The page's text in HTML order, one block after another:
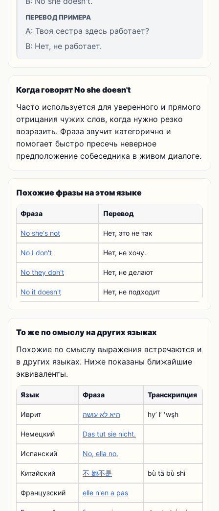
ПЕРЕВОД ПРИМЕРА
A: Твоя сестра здесь работает?
B: Нет, не работает.
Когда говорят No she doesn't
Часто используется для уверенного и прямого
отрицания чужих слов, когда нужно резко
возразить. Фраза звучит категорично и
помогает быстро пресечь неверное
предположение собеседника в живом диалоге.
Похожие фразы на этом языке
Фраза Перевод
No she's not Нет, это не так
No I don't Нет, не хочу.
No they don't Нет, не делают
No it doesn't Нет, не подходит
То же по смыслу на других языках
Похожие по смыслу выражения встречаются и
в других языках. Ниже показаны ближайшие
эквиваленты.
Язык Фраза Транскрипция
Иврит היא לא עושה hyʼ lʼ ʻwşh
Немецкий Das tut sie nicht.
Испанский No, ella no.
Китайский 不 她不是 bù tā bù shì
Французский elle n'en a pas